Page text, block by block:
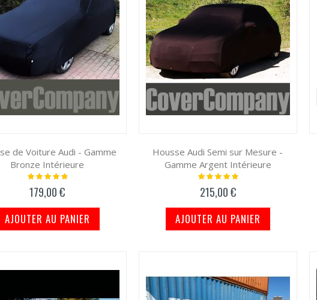
de Voiture Audi - Gamme
Bronze Intérieure
Notation:
179,00 €
AJOUTER AU PANIER
Housse Audi Semi sur Mesure -
Gamme Argent Intérieure
Notation:
215,00 €
AJOUTER AU PANIER